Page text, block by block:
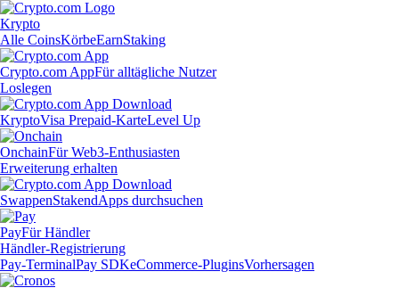
Krypto
Alle CoinsKörbeEarnStaking
Crypto.com AppFür alltägliche Nutzer
Loslegen
KryptoVisa Prepaid-KarteLevel Up
OnchainFür Web3-Enthusiasten
Erweiterung erhalten
SwappenStakendApps durchsuchen
PayFür Händler
Händler-Registrierung
Pay-TerminalPay SDKeCommerce-PluginsVorhersagen